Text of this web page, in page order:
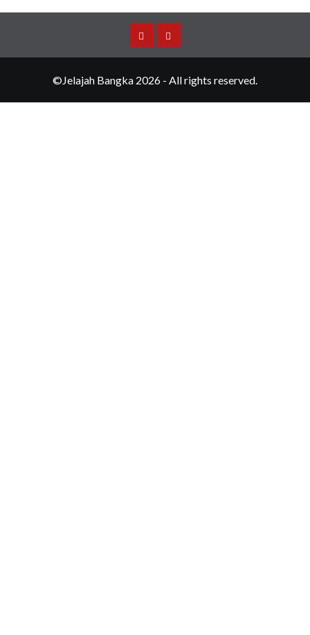
Merchandise
Events
©Jelajah Bangka 2026 - All rights reserved.